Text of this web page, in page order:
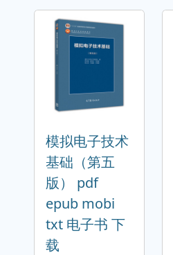
模拟电子技术
基础（第五
版） pdf
epub mobi
txt 电子书 下
载